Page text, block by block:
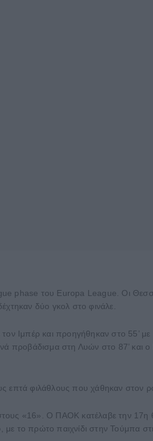
του Europa League. Οι
δύο γκολ στο φινάλε.
τον Ιμπέρ και προηγήθηκαν στο 55’
προβάδισμα στη Λυών στο 87’ και
φιλάθλους που χάθηκαν στον
«16». Ο ΠΑΟΚ κατέλαβε την 17η
το πρώτο παιχνίδι στην Τούμπα